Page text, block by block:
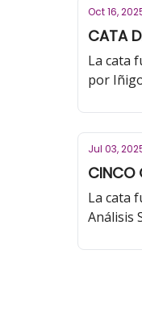
Oct 16,
CATA
La cata
por
Jul 03,
CINCO
La cata
Análisis